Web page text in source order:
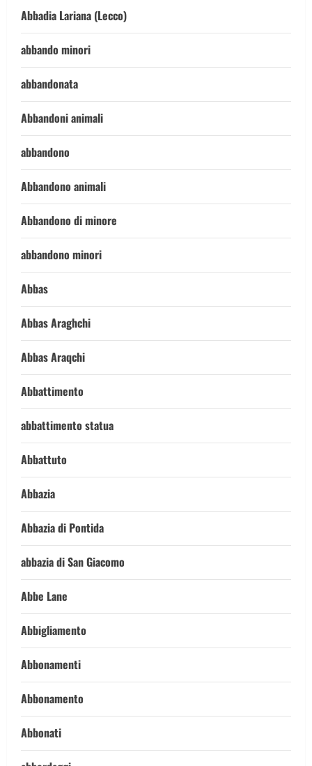
Abbadia Lariana (Lecco)
abbando minori
abbandonata
Abbandoni animali
abbandono
Abbandono animali
Abbandono di minore
abbandono minori
Abbas
Abbas Araghchi
Abbas Araqchi
Abbattimento
abbattimento statua
Abbattuto
Abbazia
Abbazia di Pontida
abbazia di San Giacomo
Abbe Lane
Abbigliamento
Abbonamenti
Abbonamento
Abbonati